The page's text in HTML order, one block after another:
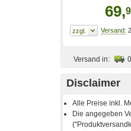
69,
Versand in:
Disclaimer